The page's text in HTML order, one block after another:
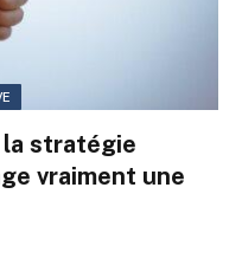
stratégie
vraiment une